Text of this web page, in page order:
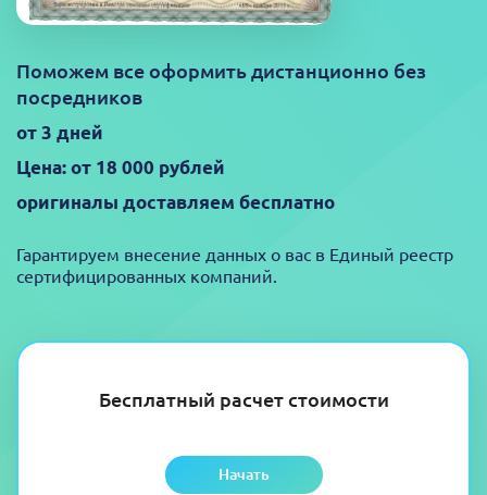
Бесплатный расчет стоимости
Начать
Поможем все оформить дистанционно без
посредников
от 3 дней
Цена: от 18 000 рублей
оригиналы доставляем бесплатно
Гарантируем внесение данных о вас в Единый реестр
сертифицированных компаний.